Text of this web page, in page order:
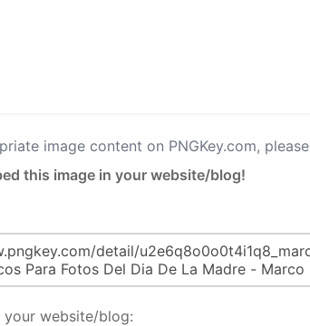
image content on PNGKey.com, please
this image in your website/blog!
your website/blog: